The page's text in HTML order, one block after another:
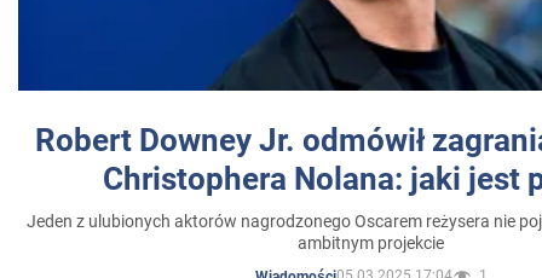
Robert Downey Jr. odmówił
Christophera Nolana: jaki jest
Jeden z ulubionych aktorów nagrodzonego Oscarem reżysera nie
ambitnym projekcie